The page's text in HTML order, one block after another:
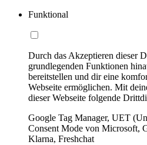
Funktional
Durch das Akzeptieren dieser
grundlegenden Funktionen
bereitstellen und dir eine
Webseite ermöglichen. Mit
dieser Webseite folgende
Google Tag Manager, UET
Consent Mode von Microsoft,
Klarna, Freshchat